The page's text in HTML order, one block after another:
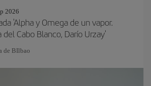
2026
'Alpha y Omega de un vapor.
Cabo Blanco, Darío Urzay'
de BIlbao